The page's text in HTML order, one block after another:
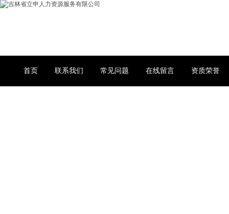
首页 联系我们 常见问题 在线留言 资质荣誉